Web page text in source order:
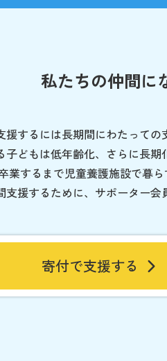
私たちの仲間に
するには長期間にわたっての
どもは低年齢化、さらに長期
業するまで児童養護施設で暮ら
支援するために、サポーター
寄付で支援する